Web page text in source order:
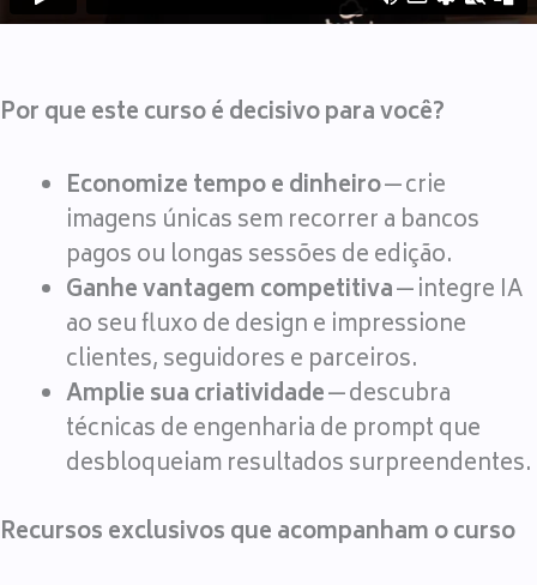
Por que este curso é decisivo para você?
Economize tempo e dinheiro— crie
imagens únicas sem recorrer a bancos
pagos ou longas sessões de edição.
Ganhe vantagem competitiva— integre IA
ao seu fluxo de design e impressione
clientes, seguidores e parceiros.
Amplie sua criatividade— descubra
técnicas de engenharia de prompt que
desbloqueiam resultados surpreendentes.
Recursos exclusivos que acompanham o curso